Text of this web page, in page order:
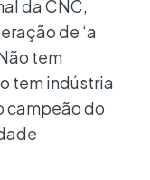
da CNC,
de ‘a
tem
tem indústria
campeão do